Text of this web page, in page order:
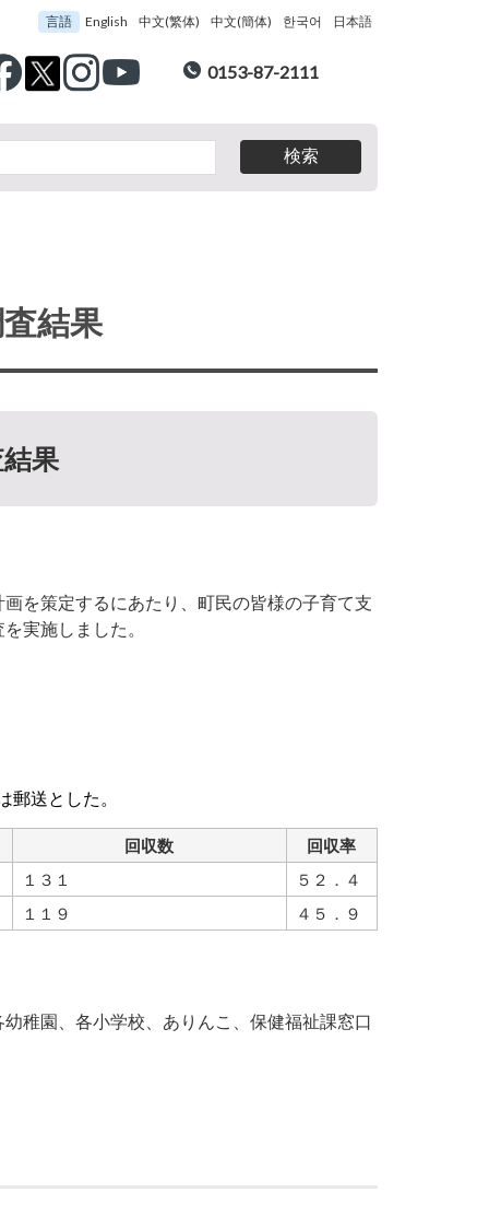
言語 English 中文(繁体) 中文(簡体) 한국어 日本語
0153-87-2111
結果
果
を策定するにあたり、町民の皆様の子育て支
実施しました。
送とした。
回収数
回収率
１３１
５２．４
１１９
４５．９
稚園、各小学校、ありんこ、保健福祉課窓口